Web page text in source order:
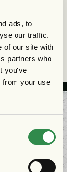
ads, to
our traffic.
of our site with
partners who
you’ve
from your use
danskar
skulle
mark visade
slutade i
tog slut.